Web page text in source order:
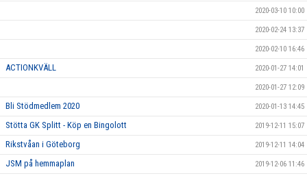
2020-03-10 10:00
2020-02-24 13:37
2020-02-10 16:46
ACTIONKVÄLL 2020-01-27 14:01
2020-01-27 12:09
Bli Stödmedlem 2020 2020-01-13 14:45
Stötta GK Splitt - Köp en Bingolott 2019-12-11 15:07
Rikstvåan i Göteborg 2019-12-11 14:04
JSM på hemmaplan 2019-12-06 11:46